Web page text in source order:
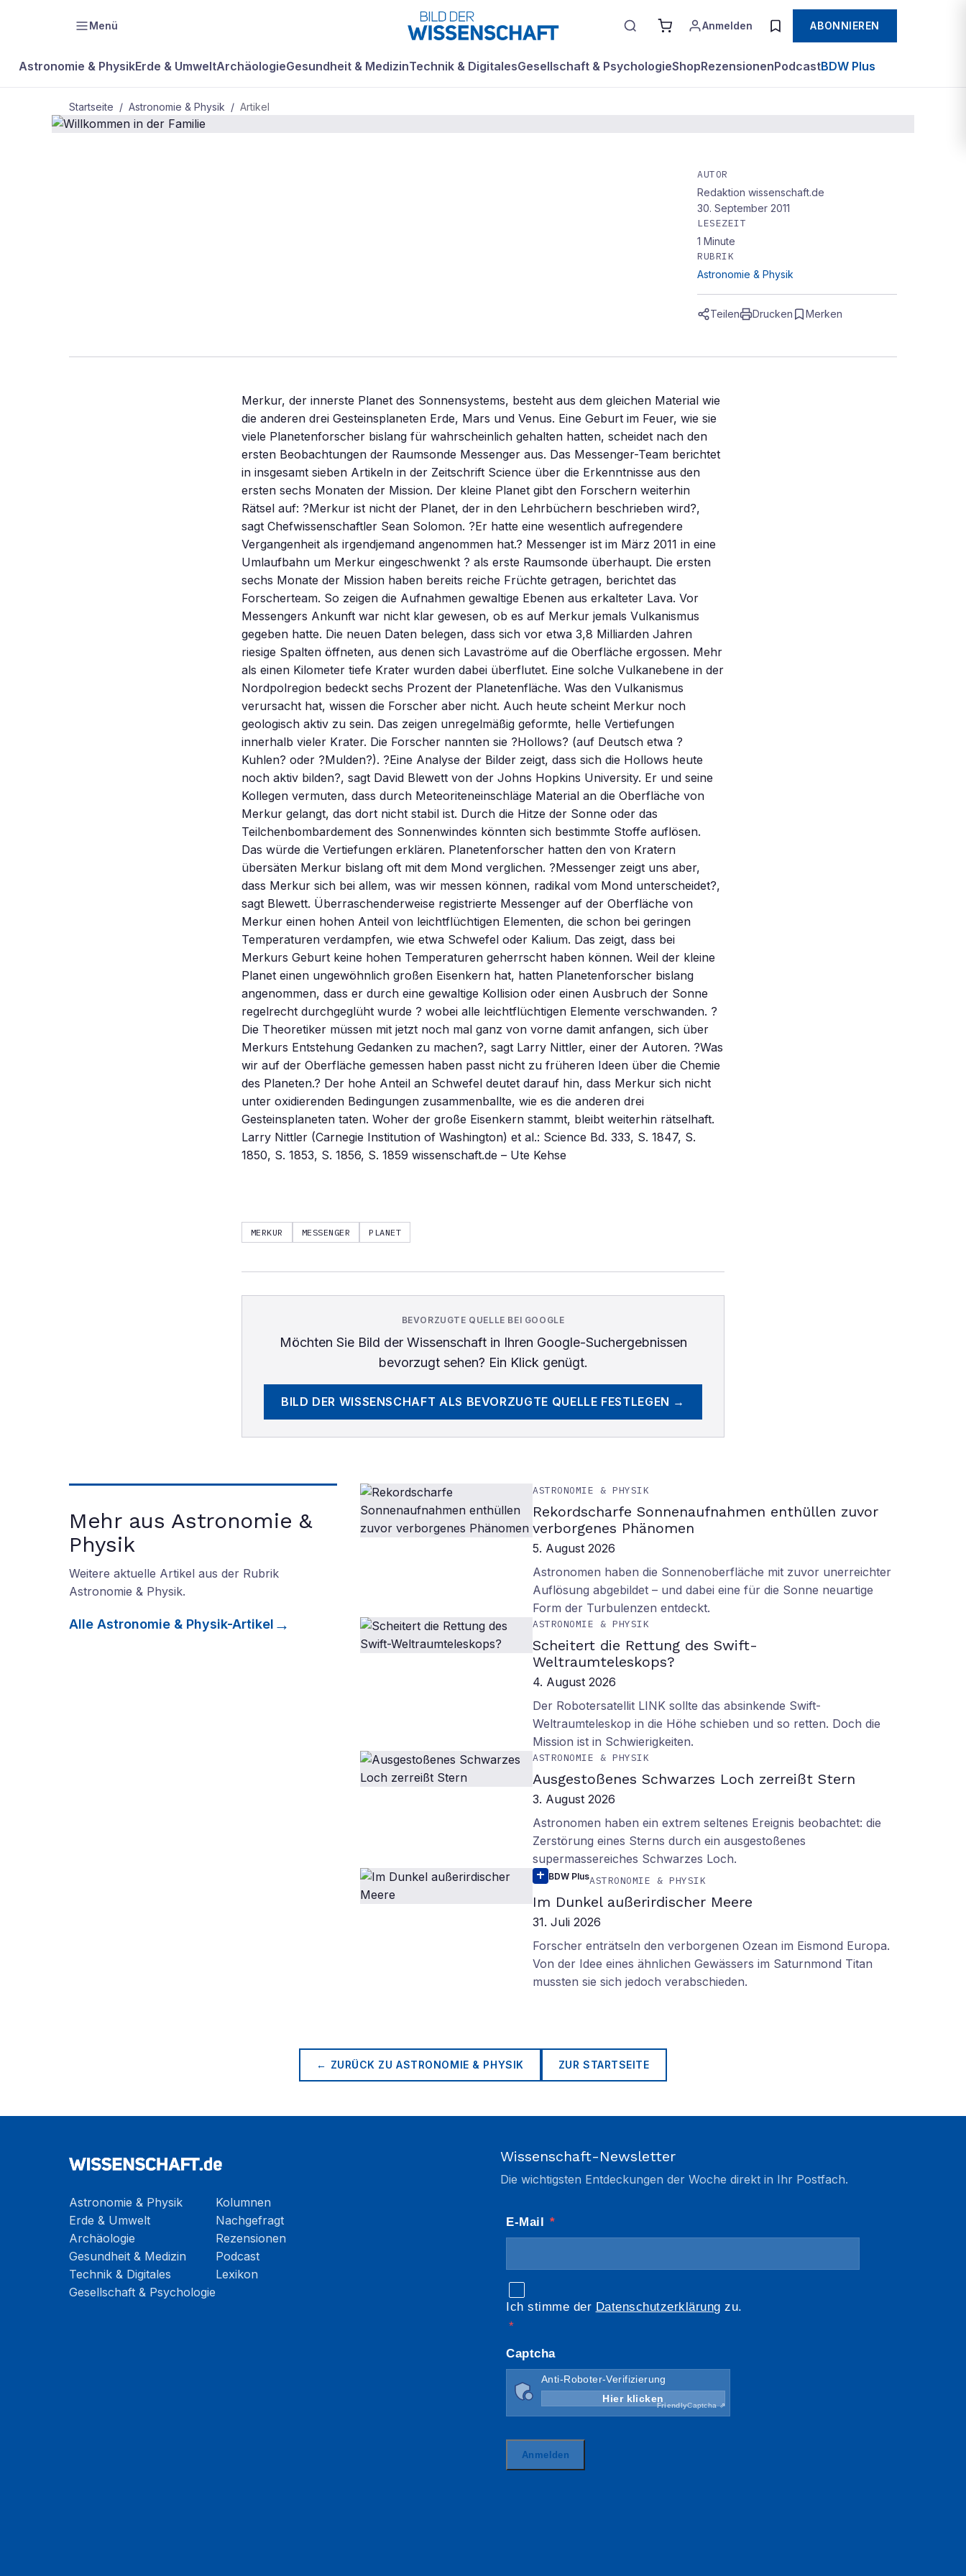
Menü Anmelden ABONNIEREN
Astronomie & PhysikErde & UmweltArchäologieGesundheit & MedizinTechnik & DigitalesGesellschaft & PsychologieShopRezensionenPodcastBDW Plus
Startseite / Astronomie & Physik / Artikel
AUTOR
Redaktion wissenschaft.de
30. September 2011
LESEZEIT
1 Minute
RUBRIK
Astronomie & Physik
Teilen Drucken Merken
Merkur, der innerste Planet des Sonnensystems, besteht aus dem gleichen Material wie
die anderen drei Gesteinsplaneten Erde, Mars und Venus. Eine Geburt im Feuer, wie sie
viele Planetenforscher bislang für wahrscheinlich gehalten hatten, scheidet nach den
ersten Beobachtungen der Raumsonde Messenger aus. Das Messenger-Team berichtet
in insgesamt sieben Artikeln in der Zeitschrift Science über die Erkenntnisse aus den
ersten sechs Monaten der Mission. Der kleine Planet gibt den Forschern weiterhin
Rätsel auf: ?Merkur ist nicht der Planet, der in den Lehrbüchern beschrieben wird?,
sagt Chefwissenschaftler Sean Solomon. ?Er hatte eine wesentlich aufregendere
Vergangenheit als irgendjemand angenommen hat.? Messenger ist im März 2011 in eine
Umlaufbahn um Merkur eingeschwenkt ? als erste Raumsonde überhaupt. Die ersten
sechs Monate der Mission haben bereits reiche Früchte getragen, berichtet das
Forscherteam. So zeigen die Aufnahmen gewaltige Ebenen aus erkalteter Lava. Vor
Messengers Ankunft war nicht klar gewesen, ob es auf Merkur jemals Vulkanismus
gegeben hatte. Die neuen Daten belegen, dass sich vor etwa 3,8 Milliarden Jahren
riesige Spalten öffneten, aus denen sich Lavaströme auf die Oberfläche ergossen. Mehr
als einen Kilometer tiefe Krater wurden dabei überflutet. Eine solche Vulkanebene in der
Nordpolregion bedeckt sechs Prozent der Planetenfläche. Was den Vulkanismus
verursacht hat, wissen die Forscher aber nicht. Auch heute scheint Merkur noch
geologisch aktiv zu sein. Das zeigen unregelmäßig geformte, helle Vertiefungen
innerhalb vieler Krater. Die Forscher nannten sie ?Hollows? (auf Deutsch etwa ?
Kuhlen? oder ?Mulden?). ?Eine Analyse der Bilder zeigt, dass sich die Hollows heute
noch aktiv bilden?, sagt David Blewett von der Johns Hopkins University. Er und seine
Kollegen vermuten, dass durch Meteoriteneinschläge Material an die Oberfläche von
Merkur gelangt, das dort nicht stabil ist. Durch die Hitze der Sonne oder das
Teilchenbombardement des Sonnenwindes könnten sich bestimmte Stoffe auflösen.
Das würde die Vertiefungen erklären. Planetenforscher hatten den von Kratern
übersäten Merkur bislang oft mit dem Mond verglichen. ?Messenger zeigt uns aber,
dass Merkur sich bei allem, was wir messen können, radikal vom Mond unterscheidet?,
sagt Blewett. Überraschenderweise registrierte Messenger auf der Oberfläche von
Merkur einen hohen Anteil von leichtflüchtigen Elementen, die schon bei geringen
Temperaturen verdampfen, wie etwa Schwefel oder Kalium. Das zeigt, dass bei
Merkurs Geburt keine hohen Temperaturen geherrscht haben können. Weil der kleine
Planet einen ungewöhnlich großen Eisenkern hat, hatten Planetenforscher bislang
angenommen, dass er durch eine gewaltige Kollision oder einen Ausbruch der Sonne
regelrecht durchgeglüht wurde ? wobei alle leichtflüchtigen Elemente verschwanden. ?
Die Theoretiker müssen mit jetzt noch mal ganz von vorne damit anfangen, sich über
Merkurs Entstehung Gedanken zu machen?, sagt Larry Nittler, einer der Autoren. ?Was
wir auf der Oberfläche gemessen haben passt nicht zu früheren Ideen über die Chemie
des Planeten.? Der hohe Anteil an Schwefel deutet darauf hin, dass Merkur sich nicht
unter oxidierenden Bedingungen zusammenballte, wie es die anderen drei
Gesteinsplaneten taten. Woher der große Eisenkern stammt, bleibt weiterhin rätselhaft.
Larry Nittler (Carnegie Institution of Washington) et al.: Science Bd. 333, S. 1847, S.
1850, S. 1853, S. 1856, S. 1859 wissenschaft.de – Ute Kehse
MERKUR MESSENGER PLANET
BEVORZUGTE QUELLE BEI GOOGLE
Möchten Sie Bild der Wissenschaftin Ihren Google-Suchergebnissen
bevorzugt sehen? Ein Klick genügt.
BILD DER WISSENSCHAFT ALS BEVORZUGTE QUELLE FESTLEGEN →
Mehr aus Astronomie &
Physik
Weitere aktuelle Artikel aus der Rubrik
Astronomie & Physik.
Alle Astronomie & Physik-Artikel
ASTRONOMIE & PHYSIK
Rekordscharfe Sonnenaufnahmen enthüllen zuvor
verborgenes Phänomen
5. August 2026
Astronomen haben die Sonnenoberfläche mit zuvor unerreichter
Auflösung abgebildet – und dabei eine für die Sonne neuartige
Form der Turbulenzen entdeckt.
ASTRONOMIE & PHYSIK
Scheitert die Rettung des Swift-
Weltraumteleskops?
4. August 2026
Der Robotersatellit LINK sollte das absinkende Swift-
Weltraumteleskop in die Höhe schieben und so retten. Doch die
Mission ist in Schwierigkeiten.
ASTRONOMIE & PHYSIK
Ausgestoßenes Schwarzes Loch zerreißt Stern
3. August 2026
Astronomen haben ein extrem seltenes Ereignis beobachtet: die
Zerstörung eines Sterns durch ein ausgestoßenes
supermassereiches Schwarzes Loch.
BDW PlusASTRONOMIE & PHYSIK
Im Dunkel außerirdischer Meere
31. Juli 2026
Forscher enträtseln den verborgenen Ozean im Eismond Europa.
Von der Idee eines ähnlichen Gewässers im Saturnmond Titan
mussten sie sich jedoch verabschieden.
← ZURÜCK ZUASTRONOMIE & PHYSIK ZUR STARTSEITE
Astronomie & Physik
Erde & Umwelt
Archäologie
Gesundheit & Medizin
Technik & Digitales
Gesellschaft & Psychologie
Kolumnen
Nachgefragt
Rezensionen
Podcast
Lexikon
Wissenschaft-Newsletter
Die wichtigsten Entdeckungen der Woche direkt in Ihr Postfach.